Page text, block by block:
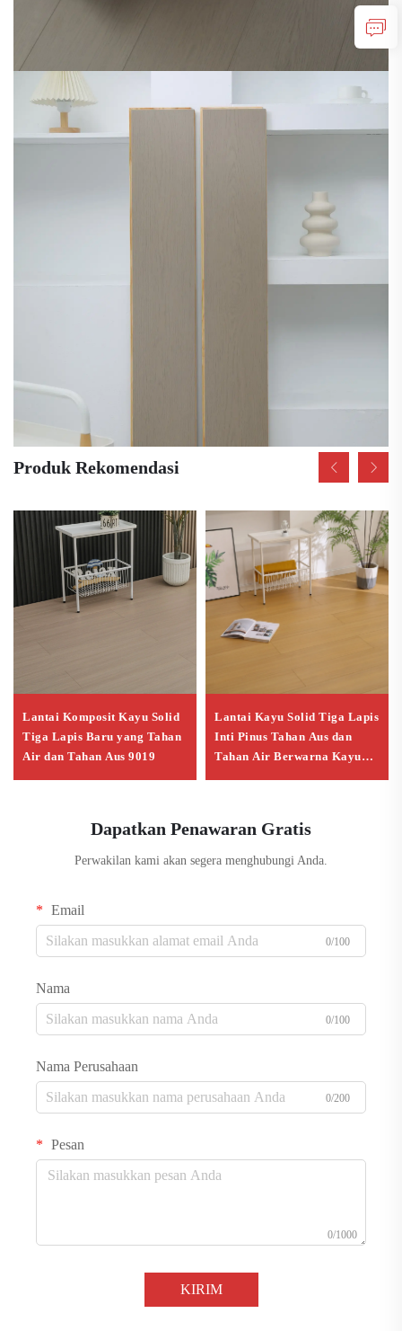
Produk Rekomendasi
Lantai Komposit Kayu Solid
Tiga Lapis Baru yang Tahan
Air dan Tahan Aus 9019
Lantai Kayu Solid Tiga Lapis
Inti Pinus Tahan Aus dan
Tahan Air Berwarna Kayu
Dapatkan Penawaran Gratis
Perwakilan kami akan segera menghubungi Anda.
Email
0/100
Nama
0/100
Nama Perusahaan
0/200
Pesan
0/1000
KIRIM